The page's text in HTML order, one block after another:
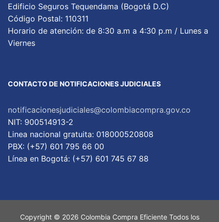
Edificio Seguros Tequendama (Bogotá D.C)
Código Postal: 110311
Horario de atención: de 8:30 a.m a 4:30 p.m / Lunes a
Viernes
CONTACTO DE NOTIFICACIONES JUDICIALES
notificacionesjudiciales@colombiacompra.gov.co
NIT: 900514913-2
Linea nacional gratuita: 018000520808
PBX: (+57) 601 795 66 00
Lí­nea en Bogotá: (+57) 601 745 67 88
Copyright © 2026 Colombia Compra Eficiente Todos los